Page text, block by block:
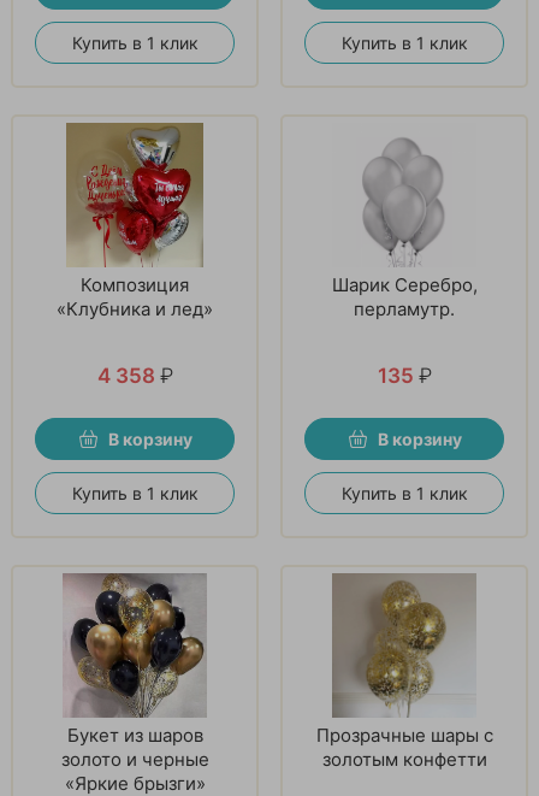
Купить в 1 клик Купить в 1 клик
Композиция
«Клубника и лед»
4 358 ₽
В корзину
Купить в 1 клик
Шарик Серебро,
перламутр.
135 ₽
В корзину
Купить в 1 клик
Букет из шаров
золото и черные
«Яркие брызги»
Прозрачные шары с
золотым конфетти